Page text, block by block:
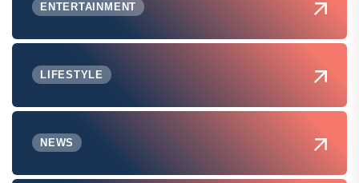
ENTERTAINMENT
LIFESTYLE
NEWS